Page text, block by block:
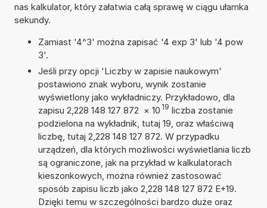
nas kalkulator, który załatwia całą sprawę w ciągu ułamka
sekundy.
Zamiast '4^3' można zapisać '4 exp 3' lub '4 pow
3'.
Jeśli przy opcji 'Liczby w zapisie naukowym'
postawiono znak wyboru, wynik zostanie
wyświetlony jako wykładniczy. Przykładowo, dla
zapisu 2,228 148 127 872 × 10 19 liczba zostanie
podzielona na wykładnik, tutaj 19, oraz właściwą
liczbę, tutaj 2,228 148 127 872. W przypadku
urządzeń, dla których możliwości wyświetlania liczb
są ograniczone, jak na przykład w kalkulatorach
kieszonkowych, można również zastosować
sposób zapisu liczb jako 2,228 148 127 872 E+19.
Dzięki temu w szczególności bardzo duże oraz